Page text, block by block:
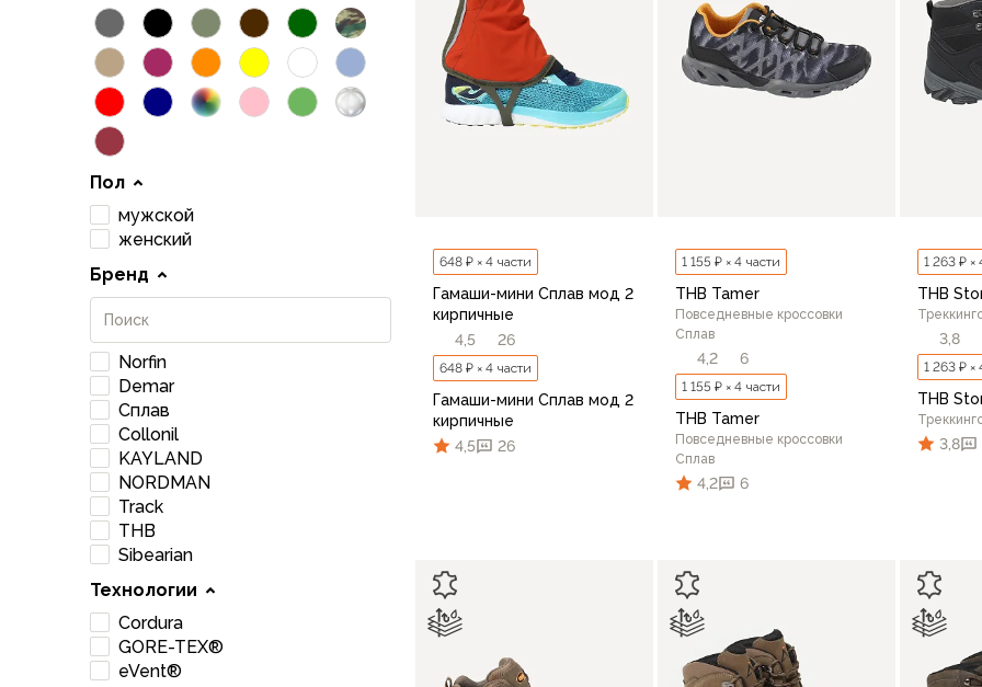
Ледоступы
Аксессуары
Варежки и перчатки
Варежки
Зимние перчатки
Всесезонные перчатки
Мембранные перчатки
Полуперчатки
Головные уборы
Шапки
Маски, подшлемники
Капюшоны-банданы
Банданы, гейторы
Кепки и бейсболки
Шарфы
Панамы
Носки
Для треккинга
Носки для бега
Повседневные
Для бивуака, чуни
Мембранные носки
Неопреновые носки
Ремни брючные
Уход за одеждой
Пол
мужской
женский
Бренд
Norfin
Demar
Сплав
Collonil
KAYLAND
NORDMAN
Track
THB
Sibearian
Технологии
Cordura
GORE-TEX®
eVent®
648 ₽ × 4 части
Гамаши-мини Сплав мод 2
кирпичные
4,5
26
648 ₽ × 4 части
Гамаши-мини Сплав мод 2
кирпичные
4,5
26
1 155 ₽ × 4 части
THB Tamer
Повседневные кроссовки
Сплав
4,2 6
1 155 ₽ × 4 части
THB Tamer
Повседневные кроссовки
Сплав
4,2 6
41 45
В корзину
1 263 ₽ ×
THB
3,8
1 263 ₽ ×
THB
3,8